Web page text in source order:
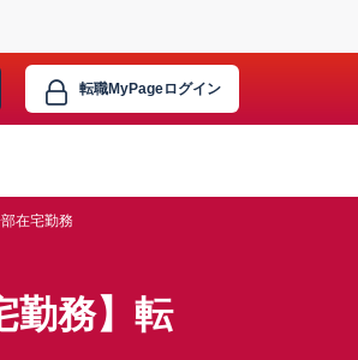
転職MyPageログイン
在宅勤務
勤務】転